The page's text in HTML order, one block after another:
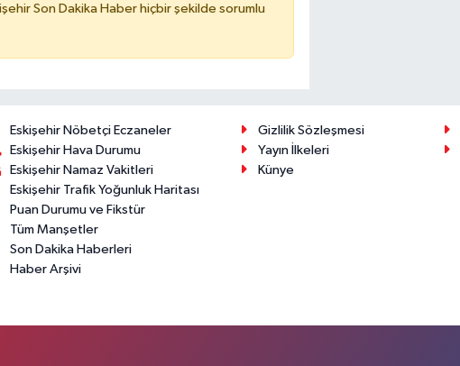
Son Dakika Haber hiçbir şekilde sorumlu
Eskişehir Nöbetçi Eczaneler
Eskişehir Hava Durumu
Eskişehir Namaz Vakitleri
Eskişehir Trafik Yoğunluk Haritası
Puan Durumu ve Fikstür
Tüm Manşetler
Son Dakika Haberleri
Haber Arşivi
Gizlilik Sözleşmesi
Yayın İlkeleri
Künye